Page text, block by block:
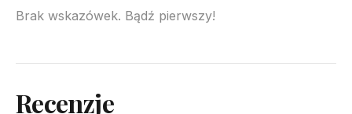
Brak wskazówek. Bądź pierwszy!
Recenzje